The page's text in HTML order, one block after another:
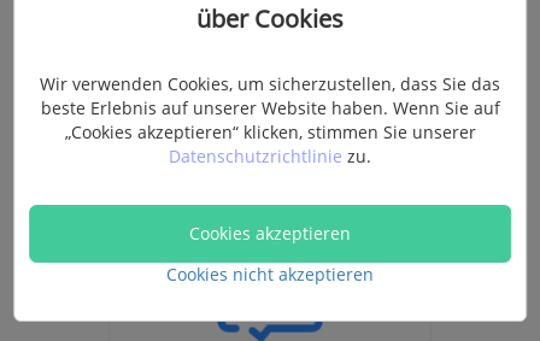
Stellen Sie den Lizenzcode mit der
Adresse wieder her.
über Cookies
Wir verwenden Cookies, um sicherzustellen, dass Sie das
beste Erlebnis auf unserer Website haben. Wenn Sie auf
„Cookies akzeptieren“ klicken, stimmen Sie unserer
Datenschutzrichtlinie zu.
Cookies akzeptieren
Cookies nicht akzeptieren